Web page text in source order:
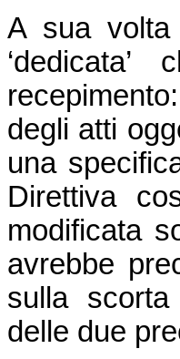
A sua volta
degli atti
una
Direttiva
modificata
avrebbe
sulla scorta
delle due